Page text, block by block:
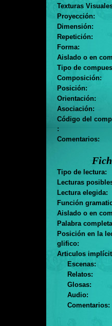
Texturas
Proyección:
Dimensión:
Repetición:
Forma:
Aislado o en
Tipo de
Composición:
Posición:
Orientación:
Asociación:
Código del
:
Comentarios:
Tipo de lectura:
Lecturas
Lectura elegida:
Función
Aislado o en
Palabra
Posición en la
glifico:
Articulos
Escenas:
Relatos:
Glosas:
Audio:
Comentarios: